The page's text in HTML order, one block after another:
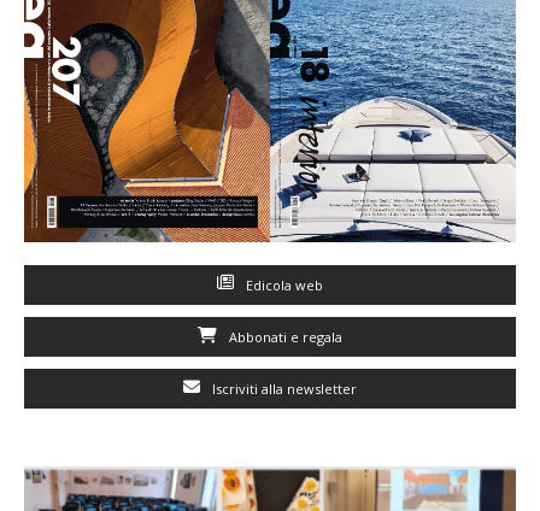
Edicola web
Abbonati e regala
Iscriviti alla newsletter